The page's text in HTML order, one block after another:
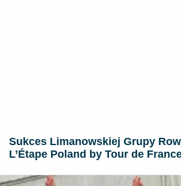
Sukces Limanowskiej Grupy
L’Étape Poland by Tour de